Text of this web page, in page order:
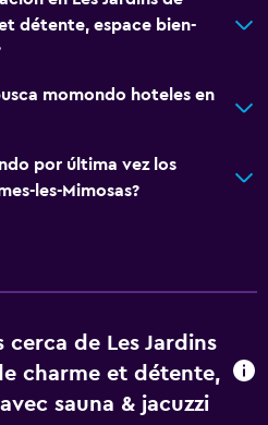
détente, espace bien-
momondo hoteles en
por última vez los
les-Mimosas?
cerca de Les Jardins
charme et détente,
sauna & jacuzzi